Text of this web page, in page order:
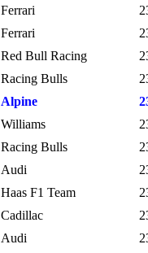
Ferrari
Ferrari
Red Bull Racing
Racing Bulls
Alpine
Williams
Racing Bulls
Audi
Haas F1 Team
Cadillac
Audi